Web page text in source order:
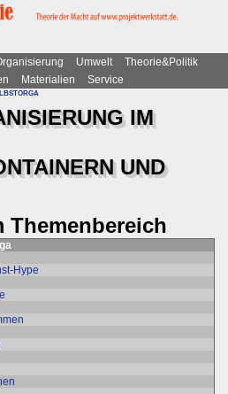
Umwelt
Theorie&Politik
Materialien
Service
IM
UND
Themenbereich
Hype